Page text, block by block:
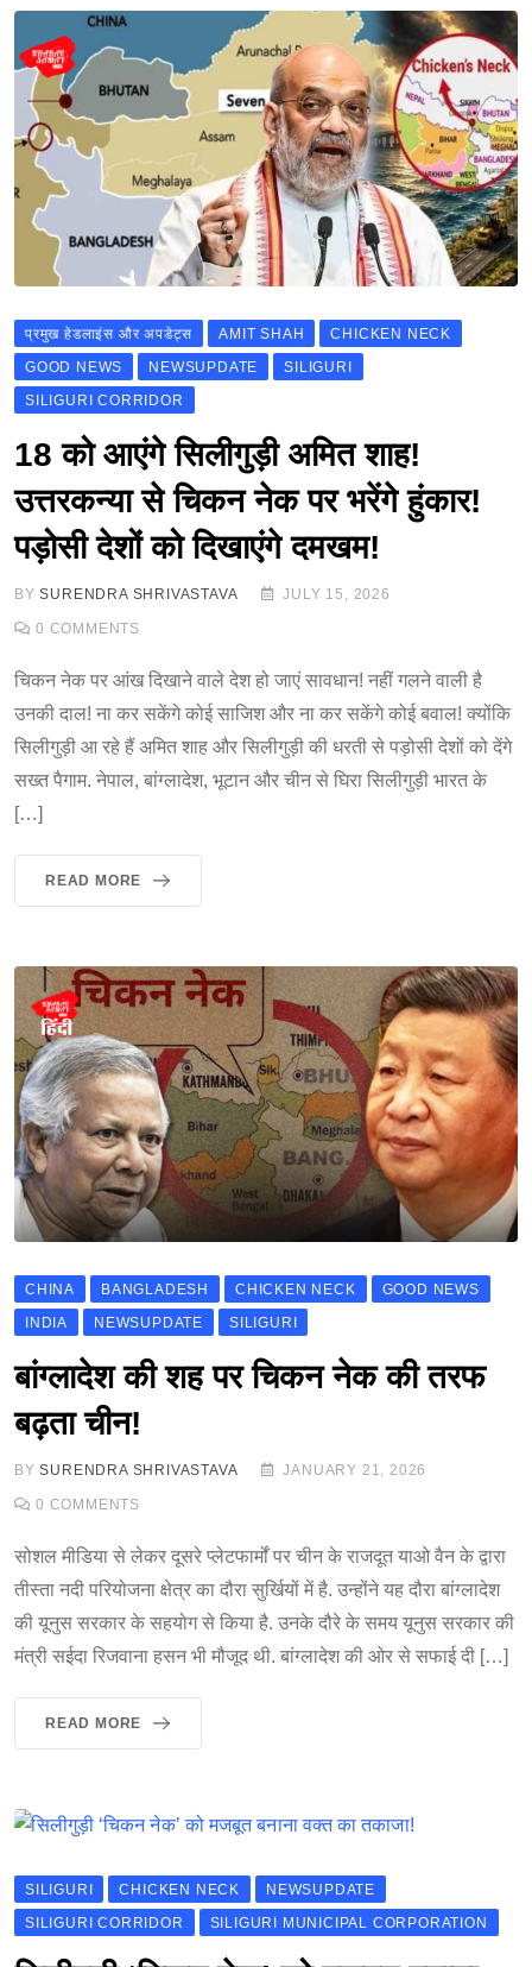
प्रमुख हेडलाइंस और अपडेट्स AMIT SHAH
CHICKEN NECK
GOOD NEWS
NEWSUPDATE
SILIGURI
SILIGURI CORRIDOR
18 को आएंगे सिलीगुड़ी अमित शाह!
उत्तरकन्या से चिकन नेक पर भरेंगे हुंकार!
पड़ोसी देशों को दिखाएंगे दमखम!
BYSURENDRA SHRIVASTAVA JULY 15, 2026
0 COMMENTS
चिकन नेक पर आंख दिखाने वाले देश हो जाएं सावधान! नहीं गलने वाली है
उनकी दाल! ना कर सकेंगे कोई साजिश और ना कर सकेंगे कोई बवाल! क्योंकि
सिलीगुड़ी आ रहे हैं अमित शाह और सिलीगुड़ी की धरती से पड़ोसी देशों को देंगे
सख्त पैगाम. नेपाल, बांग्लादेश, भूटान और चीन से घिरा सिलीगुड़ी भारत के
[…]
READ MORE
CHINA BANGLADESH CHICKEN NECK
GOOD NEWS
INDIA
NEWSUPDATE SILIGURI
बांग्लादेश की शह पर चिकन नेक की तरफ
बढ़ता चीन!
BYSURENDRA SHRIVASTAVA JANUARY 21, 2026
0 COMMENTS
सोशल मीडिया से लेकर दूसरे प्लेटफार्मों पर चीन के राजदूत याओ वैन के द्वारा
तीस्ता नदी परियोजना क्षेत्र का दौरा सुर्खियों में है. उन्होंने यह दौरा बांग्लादेश
की यूनुस सरकार के सहयोग से किया है. उनके दौरे के समय यूनुस सरकार की
मंत्री सईदा रिजवाना हसन भी मौजूद थी. बांग्लादेश की ओर से सफाई दी […]
READ MORE
SILIGURI CHICKEN NECK
NEWSUPDATE
SILIGURI CORRIDOR
SILIGURI MUNICIPAL CORPORATION